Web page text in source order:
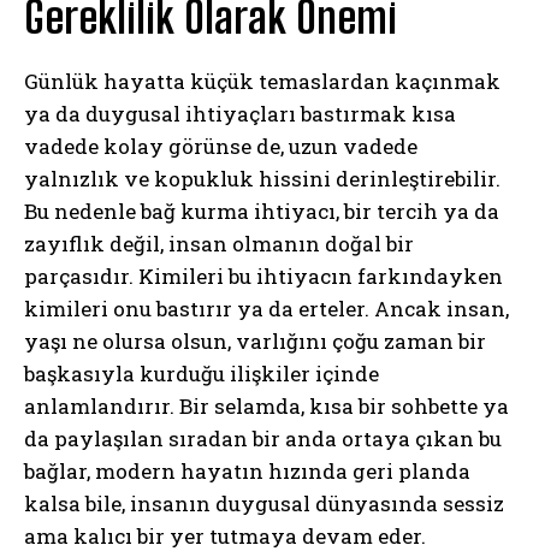
Gereklilik Olarak Önemi
Günlük hayatta küçük temaslardan kaçınmak
ya da duygusal ihtiyaçları bastırmak kısa
vadede kolay görünse de, uzun vadede
yalnızlık ve kopukluk hissini derinleştirebilir.
Bu nedenle bağ kurma ihtiyacı, bir tercih ya da
zayıflık değil, insan olmanın doğal bir
parçasıdır. Kimileri bu ihtiyacın farkındayken
kimileri onu bastırır ya da erteler. Ancak insan,
yaşı ne olursa olsun, varlığını çoğu zaman bir
başkasıyla kurduğu ilişkiler içinde
anlamlandırır. Bir selamda, kısa bir sohbette ya
da paylaşılan sıradan bir anda ortaya çıkan bu
bağlar, modern hayatın hızında geri planda
kalsa bile, insanın duygusal dünyasında sessiz
ama kalıcı bir yer tutmaya devam eder.